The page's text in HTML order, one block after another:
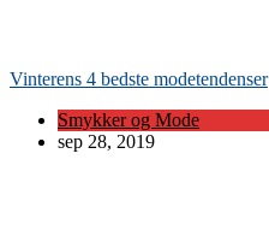
Vinterens 4 bedste modetendenser
Smykker og Mode
sep 28, 2019